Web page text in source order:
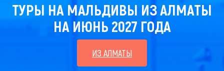
ТУРЫ НА МАЛЬДИВЫ ИЗ АЛМАТЫ
НА ИЮНЬ 2027 ГОДА
ИЗ АЛМАТЫ